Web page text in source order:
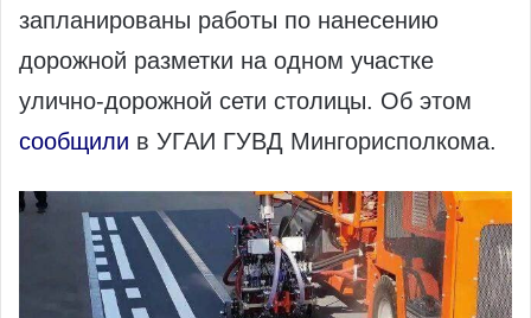
запланированы работы по нанесению
дорожной разметки на одном участке
улично‑дорожной сети столицы. Об этом
сообщили в УГАИ ГУВД Мингорисполкома.